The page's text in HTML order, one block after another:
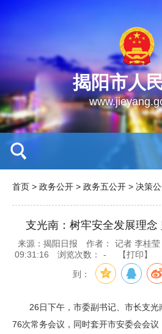
揭阳市人
首页 > 政务公开 > 政务五公开 > 决策
支光南：树牢安全发展理念
来源：揭阳日报 作者： 记者 李桂莹
09:31:16
浏览次数： - 【打印】
到：
26日下午，市委副书记、市长支光
76次常务会议，同时套开市安委会会